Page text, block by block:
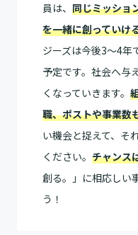
員は、 同じミッショ
を一緒に創っていけ
ジーズは今後3〜4年
予定です。社会へ与
くなっていきます。
職、ポストや事業数
い機会と捉えて、そ
ください。 チャンス
創る。」に相応しい
う！